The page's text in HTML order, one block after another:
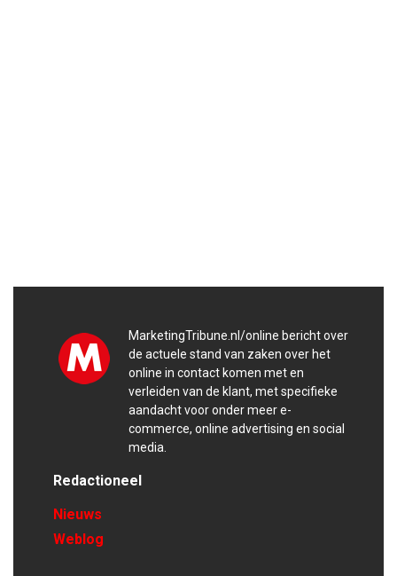
MarketingTribune.nl/online bericht over
de actuele stand van zaken over het
online in contact komen met en
verleiden van de klant, met specifieke
aandacht voor onder meer e-
commerce, online advertising en social
media.
Redactioneel
Nieuws
Weblog